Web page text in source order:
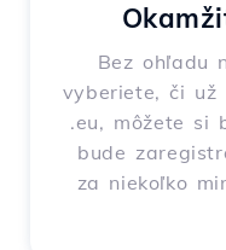
Bez ohľadu
vyberiete, či už
.eu, môžete si
bude
za niekoľko